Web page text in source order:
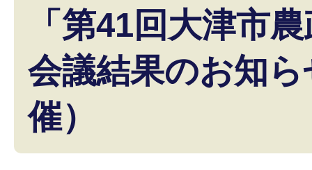
「第41回大津市
会議結果のお知
催）